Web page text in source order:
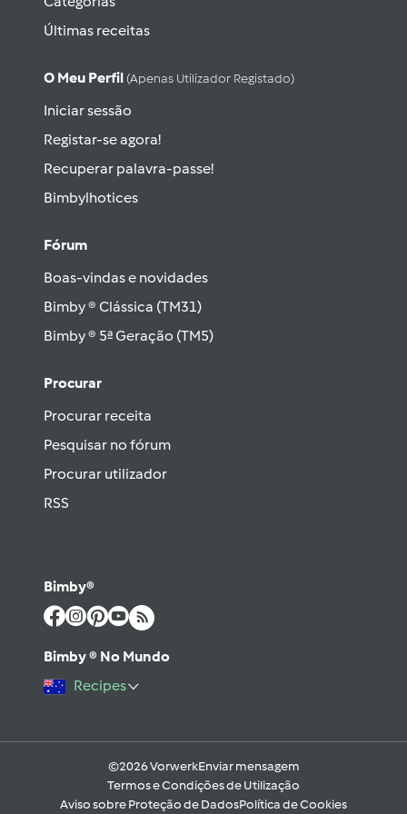
Últimas receitas
O Meu Perfil (apenas Utilizador Registado)
Iniciar sessão
Registar-se agora!
Recuperar palavra-passe!
Bimbylhotices
Fórum
Boas-vindas e novidades
Bimby ® Clássica (TM31)
Bimby ® 5ª Geração (TM5)
Procurar
Procurar receita
Pesquisar no fórum
Procurar utilizador
RSS
Bimby®
Bimby ® No Mundo
Recipes
©2026 VorwerkEnviar mensagem
Termos e Condições de Utilização
Aviso sobre Proteção de DadosPolítica de Cookies